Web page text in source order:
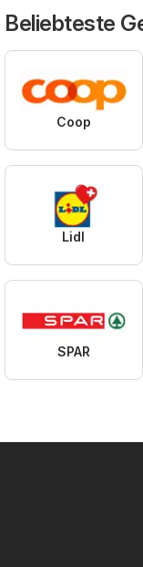
Beliebteste
Coop
Lidl
SPAR